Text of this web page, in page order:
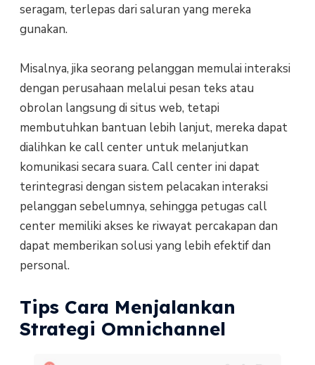
seragam, terlepas dari saluran yang mereka
gunakan.
Misalnya, jika seorang pelanggan memulai interaksi
dengan perusahaan melalui pesan teks atau
obrolan langsung di situs web, tetapi
membutuhkan bantuan lebih lanjut, mereka dapat
dialihkan ke call center untuk melanjutkan
komunikasi secara suara. Call center ini dapat
terintegrasi dengan sistem pelacakan interaksi
pelanggan sebelumnya, sehingga petugas call
center memiliki akses ke riwayat percakapan dan
dapat memberikan solusi yang lebih efektif dan
personal.
Tips Cara Menjalankan
Strategi Omnichannel